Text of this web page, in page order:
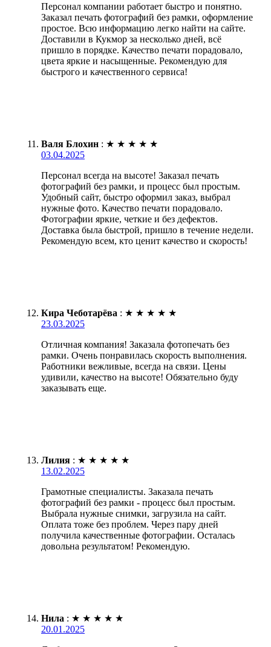
Персонал компании работает быстро и понятно.
Заказал печать фотографий без рамки, оформление
простое. Всю информацию легко найти на сайте.
Доставили в Кукмор за несколько дней, всё
пришло в порядке. Качество печати порадовало,
цвета яркие и насыщенные. Рекомендую для
быстрого и качественного сервиса!
Валя Блохин : ★ ★ ★ ★ ★
03.04.2025
Персонал всегда на высоте! Заказал печать
фотографий без рамки, и процесс был простым.
Удобный сайт, быстро оформил заказ, выбрал
нужные фото. Качество печати порадовало.
Фотографии яркие, четкие и без дефектов.
Доставка была быстрой, пришло в течение недели.
Рекомендую всем, кто ценит качество и скорость!
Кира Чеботарёва : ★ ★ ★ ★ ★
23.03.2025
Отличная компания! Заказала фотопечать без
рамки. Очень понравилась скорость выполнения.
Работники вежливые, всегда на связи. Цены
удивили, качество на высоте! Обязательно буду
заказывать еще.
Лилия : ★ ★ ★ ★ ★
13.02.2025
Грамотные специалисты. Заказала печать
фотографий без рамки - процесс был простым.
Выбрала нужные снимки, загрузила на сайт.
Оплата тоже без проблем. Через пару дней
получила качественные фотографии. Осталась
довольна результатом! Рекомендую.
Нила : ★ ★ ★ ★ ★
20.01.2025